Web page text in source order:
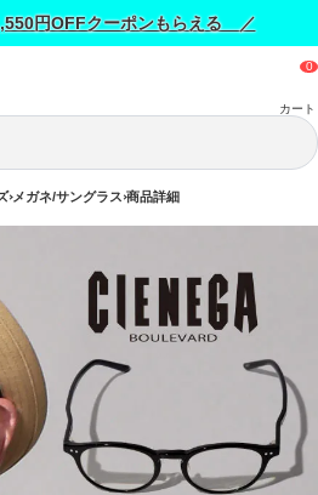
円OFFクーポンもらえる ／
カート
メガネ/サングラス 商品詳細